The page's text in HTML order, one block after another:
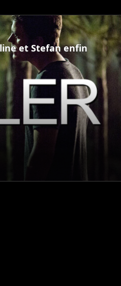
et Stefan enfin